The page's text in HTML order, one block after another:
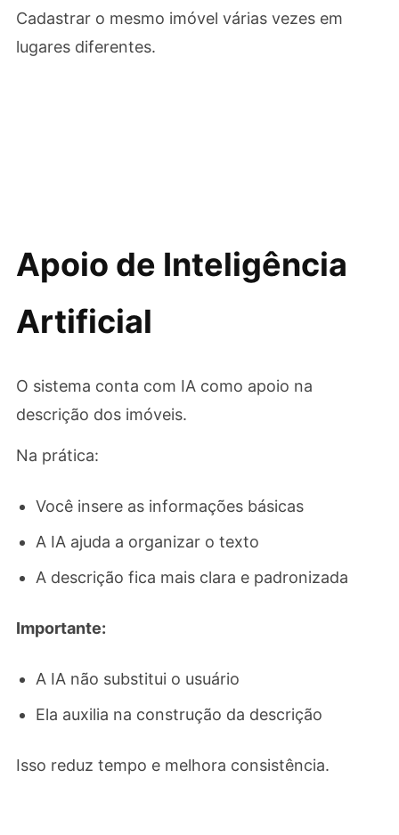
Cadastrar o mesmo imóvel várias vezes em
lugares diferentes.
Apoio de Inteligência
Artificial
O sistema conta com IA como apoio na
descrição dos imóveis.
Na prática:
Você insere as informações básicas
A IA ajuda a organizar o texto
A descrição fica mais clara e padronizada
Importante:
A IA não substitui o usuário
Ela auxilia na construção da descrição
Isso reduz tempo e melhora consistência.